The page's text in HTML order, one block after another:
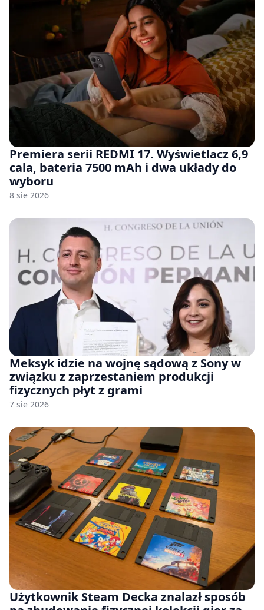
Premiera serii REDMI 17. Wyświetlacz 6,9
cala, bateria 7500 mAh i dwa układy do
wyboru
8 sie 2026
Meksyk idzie na wojnę sądową z Sony w
związku z zaprzestaniem produkcji
fizycznych płyt z grami
7 sie 2026
Użytkownik Steam Decka znalazł sposób